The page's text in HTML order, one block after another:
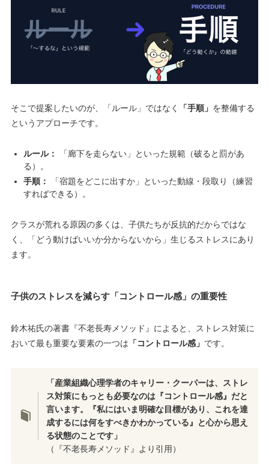
そこで提案したいのが、「ルール」ではなく 「手順」 を整備する
というアプローチです。
ルール：
「廊下を走らない」といった規範（破ると罰があ
る）。
手順：
「宿題をどこに出すか」といった動線・段取り（練習
すればできる）。
クラスが荒れる原因の多くは、子供たちが反抗的だからではな
く、「どう動けばいいか分からないから」生じるストレスにあり
ます。
子供のストレスを減らす「コントロール感」の重要性
鈴木祐氏の著書『不老長寿メソッド』によると、ストレス対策に
おいて最も重要な要素の一つは 「コントロール感」 です。
「産業組織心理学者のキャリー・クーパーは、ストレ
ス対策にもっとも必要なのは『コントロール感』だと
言います。『私にはいま明確な目標があり、これを達
成するには何をすべきかわかっている』と心から思え
る状態のことです」
（『不老長寿メソッド』より引用）